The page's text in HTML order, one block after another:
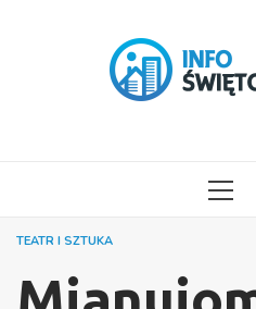
MENU
TEATR I SZTUKA